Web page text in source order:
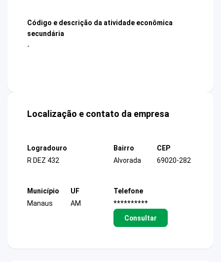
Código e descrição da atividade econômica
secundária
-
Localização e contato da empresa
Logradouro
R DEZ 432
Bairro
Alvorada
CEP
69020-282
Município
Manaus
UF
AM
Telefone
**********
Consultar